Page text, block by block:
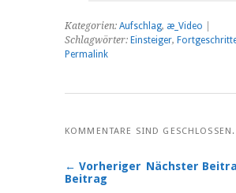
Kategorien: Aufschlag, æ_Video
Schlagwörter: Einsteiger,
Permalink
KOMMENTARE SIND GESCHLOSSEN.
← Vorheriger
Beitrag
Nächster